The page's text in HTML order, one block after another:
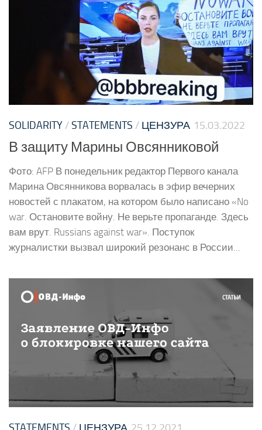
SOLIDARITY / STATEMENTS / ЦЕНЗУРА 15.03.2022
В защиту Марины Овсянниковой
Фото: AFP В понедельник редактор Первого канала
Марина Овсянникова ворвалась в эфир вечерних
новостей с плакатом, на котором было написано «No
war. Остановите войну. Не верьте пропаганде. Здесь
вам врут. Russians against war». Поступок
журналистки вызвал широкий резонанс в России...
STATEMENTS / ЦЕНЗУРА 25.12.2021